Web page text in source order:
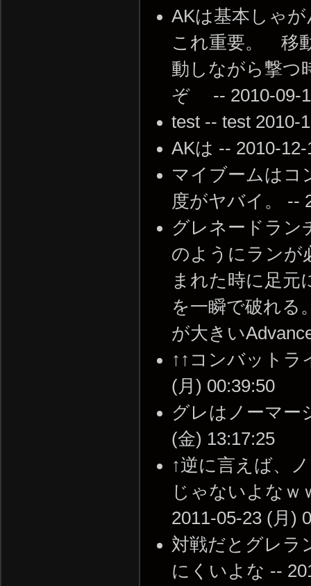
AKは基本しゃ
これ重要。 移
動しながら撃
ぞ -- 2010-09-
test -- test 2010-
AKは -- 2010-
マイブームはコ
度がヤバイ。 --
グレネードラン
のようにランが
まれた時に足元
を一瞬で破れる
が大きい
↑↑コンバットラ
(月) 00:39:50
グレはノーマー
(金) 13:17:25
↑逆に言えば、
じゃないよなｗ
2011-05-23 (月)
対戦だとグレ
にくいよな --